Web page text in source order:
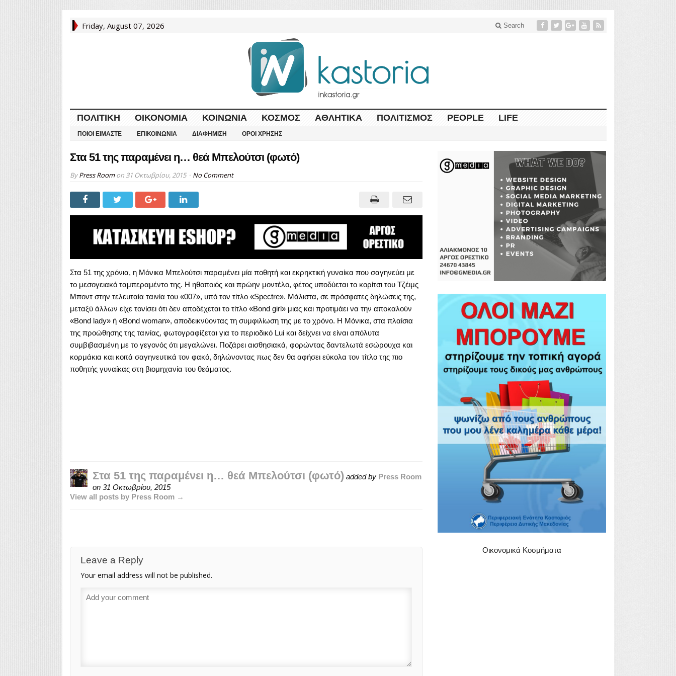
Friday, August 07, 2026 Search
ΠΟΛΙΤΙΚΉ ΟΙΚΟΝΟΜΊΑ ΚΟΙΝΩΝΊΑ ΚΌΣΜΟΣ ΑΘΛΗΤΙΚΆ ΠΟΛΙΤΙΣΜΌΣ PEOPLE LIFE
ΠΟΙΟΙ ΕΊΜΑΣΤΕ ΕΠΙΚΟΙΝΩΝΊΑ ΔΙΑΦΉΜΙΣΗ ΌΡΟΙ ΧΡΉΣΗΣ
Στα 51 της παραμένει η… θεά Μπελούτσι (φωτό)
ByPress Roomon 31 Οκτωβρίου, 2015 No Comment
Στα 51 της χρόνια, η Μόνικα Μπελούτσι παραμένει μία ποθητή και εκρηκτική γυναίκα που σαγηνεύει με
το μεσογειακό ταμπεραμέντο της. Η ηθοποιός και πρώην μοντέλο, φέτος υποδύεται το κορίτσι του Τζέιμς
Μποντ στην τελευταία ταινία του «007», υπό τον τίτλο «Spectre». Μάλιστα, σε πρόσφατες δηλώσεις της,
μεταξύ άλλων είχε τονίσει ότι δεν αποδέχεται το τίτλο «Bond girl» μιας και προτιμάει να την αποκαλούν
«Bond lady» ή «Bond woman», αποδεικνύοντας τη συμφιλίωση της με το χρόνο. Η Μόνικα, στα πλαίσια
της προώθησης της ταινίας, φωτογραφίζεται για το περιοδικό Lui και δείχνει να είναι απόλυτα
συμβιβασμένη με το γεγονός ότι μεγαλώνει. Ποζάρει αισθησιακά, φορώντας δαντελωτά εσώρουχα και
κορμάκια και κοιτά σαγηνευτικά τον φακό, δηλώνοντας πως δεν θα αφήσει εύκολα τον τίτλο της πιο
ποθητής γυναίκας στη βιομηχανία του θεάματος.
Στα 51 της παραμένει η… θεά Μπελούτσι (φωτό) added by Press Room
on 31 Οκτωβρίου, 2015
View all posts by Press Room →
Leave a Reply
Your email address will not be published.
Οικονομικά Κοσμήματα